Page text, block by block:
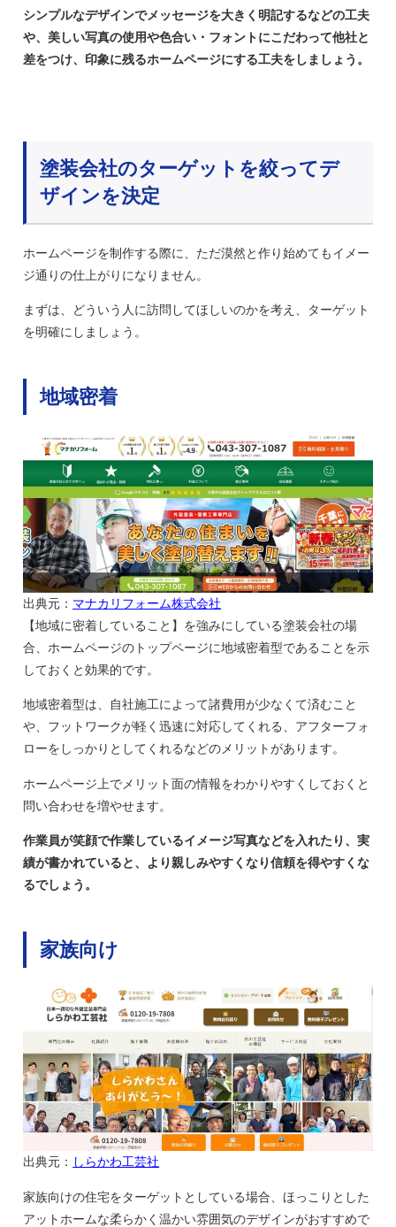
シンプルなデザインでメッセージを大きく明記するなどの工夫
や、美しい写真の使用や色合い・フォントにこだわって他社と
差をつけ、印象に残るホームページにする工夫をしましょう。
塗装会社のターゲットを絞ってデ
ザインを決定
ホームページを制作する際に、ただ漠然と作り始めてもイメー
ジ通りの仕上がりになりません。
まずは、どういう人に訪問してほしいのかを考え、ターゲット
を明確にしましょう。
地域密着
出典元： マナカリフォーム株式会社
【地域に密着していること】を強みにしている塗装会社の場
合、ホームページのトップページに地域密着型であることを示
しておくと効果的です。
地域密着型は、自社施工によって諸費用が少なくて済むこと
や、フットワークが軽く迅速に対応してくれる、アフターフォ
ローをしっかりとしてくれるなどのメリットがあります。
ホームページ上でメリット面の情報をわかりやすくしておくと
問い合わせを増やせます。
作業員が笑顔で作業しているイメージ写真などを入れたり、実
績が書かれていると、より親しみやすくなり信頼を得やすくな
るでしょう。
家族向け
出典元： しらかわ工芸社
家族向けの住宅をターゲットとしている場合、ほっこりとした
アットホームな柔らかく温かい雰囲気のデザインがおすすめで